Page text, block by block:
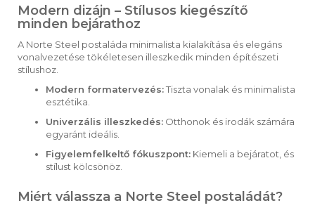
Modern dizájn – Stílusos kiegészítő
minden bejárathoz
A Norte Steel postaláda minimalista kialakítása és elegáns
vonalvezetése tökéletesen illeszkedik minden építészeti
stílushoz.
Modern formatervezés:Tiszta vonalak és minimalista
esztétika.
Univerzális illeszkedés: Otthonok és irodák számára
egyaránt ideális.
Figyelemfelkeltő fókuszpont: Kiemeli a bejáratot, és
stílust kölcsönöz.
Miért válassza a Norte Steel postaládát?